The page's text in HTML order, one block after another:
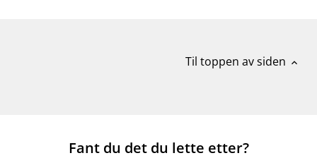
Til toppen av siden expand_less
Fant du det du lette etter?